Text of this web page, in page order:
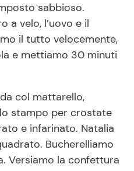
sabbioso.
a velo, l’uovo e il
il tutto velocemente,
e mettiamo 30 minuti
col mattarello,
stampo per crostate
e infarinato. Natalia
Bucherelliamo
Versiamo la confettura